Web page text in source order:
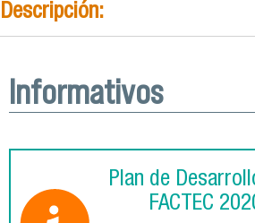
Descripción:
Informativos
Plan de
FACTEC